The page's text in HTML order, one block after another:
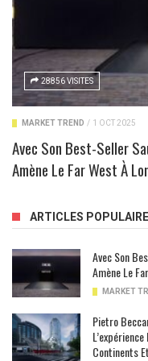
28856 VISITES
MARKET TREND / 1 OCT 2025
Avec Son Best-Seller
Amène Le Far West À
ARTICLES
Avec Son
Amène Le
MARKET
Pietro
Continents